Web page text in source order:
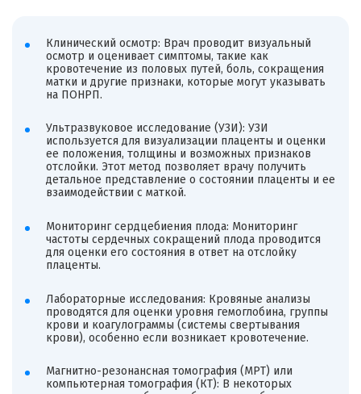
Клинический осмотр: Врач проводит визуальный
осмотр и оценивает симптомы, такие как
кровотечение из половых путей, боль, сокращения
матки и другие признаки, которые могут указывать
на ПОНРП.
Ультразвуковое исследование (УЗИ): УЗИ
используется для визуализации плаценты и оценки
ее положения, толщины и возможных признаков
отслойки. Этот метод позволяет врачу получить
детальное представление о состоянии плаценты и ее
взаимодействии с маткой.
Мониторинг сердцебиения плода: Мониторинг
частоты сердечных сокращений плода проводится
для оценки его состояния в ответ на отслойку
плаценты.
Лабораторные исследования: Кровяные анализы
проводятся для оценки уровня гемоглобина, группы
крови и коагулограммы (системы свертывания
крови), особенно если возникает кровотечение.
Магнитно-резонансная томография (МРТ) или
компьютерная томография (КТ): В некоторых